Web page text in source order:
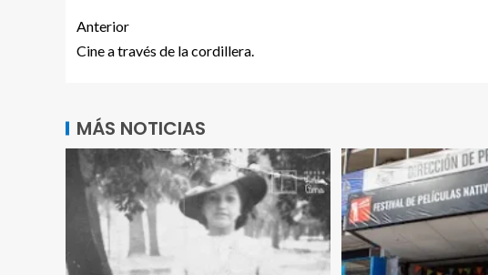
Anterior
Cine a través de la cordillera.
MÁS NOTICIAS